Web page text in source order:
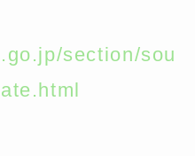
section/sou